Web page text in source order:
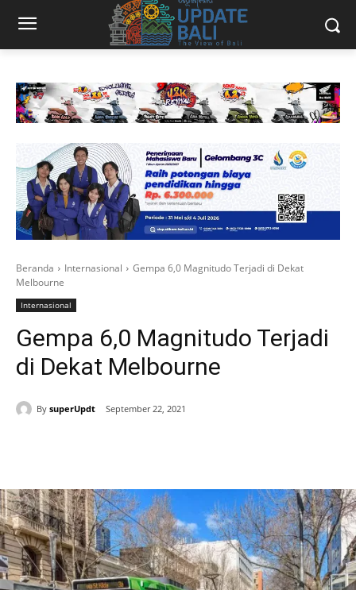
Beranda Internasional
Gempa 6,0 Magnitudo Terjadi di Dekat
Melbourne
Internasional
Gempa 6,0 Magnitudo Terjadi
di Dekat Melbourne
By superUpdt September 22, 2021